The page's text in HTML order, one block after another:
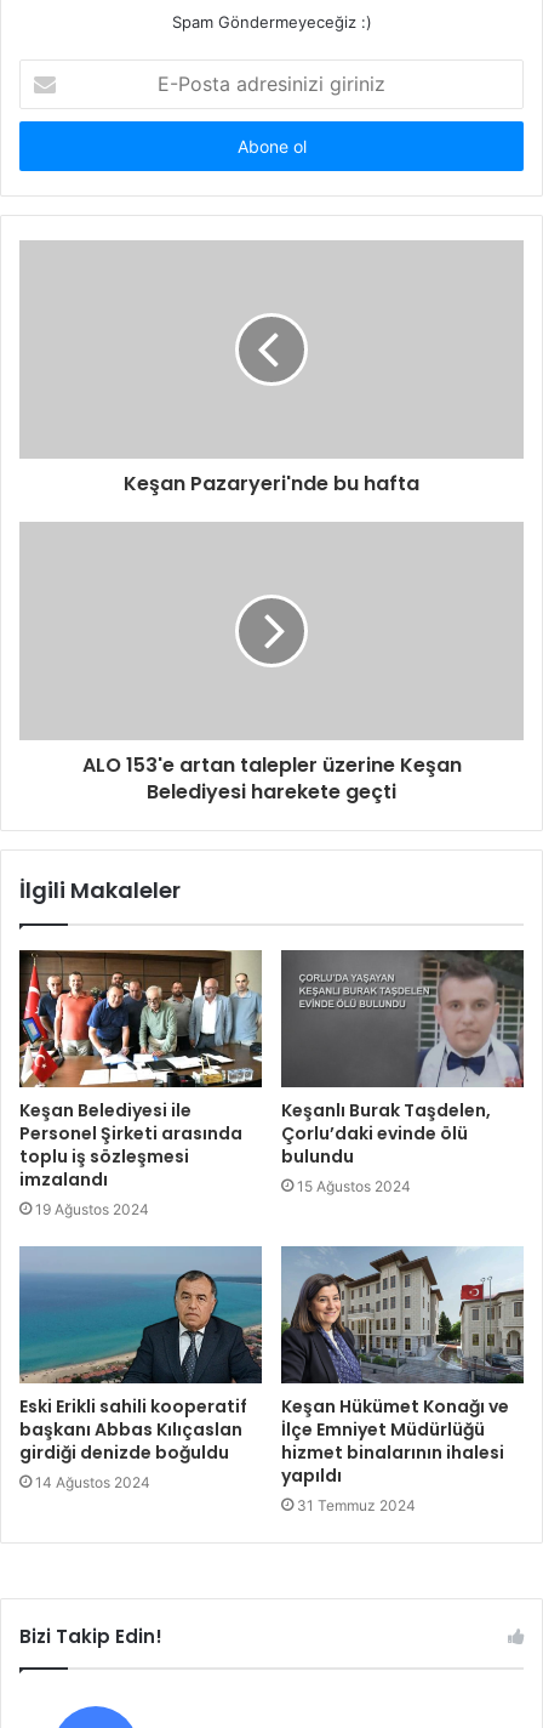
Spam Göndermeyeceğiz :)
Posta
adresinizi
Keşan Pazaryeri'nde bu hafta
ALO 153'e artan talepler üzerine Keşan
Belediyesi harekete geçti
İlgili Makaleler
Keşan Belediyesi ile
Personel Şirketi arasında
toplu iş sözleşmesi
imzalandı
19 Ağustos 2024
Keşanlı Burak Taşdelen,
Çorlu’daki evinde ölü
bulundu
15 Ağustos 2024
Eski Erikli sahili kooperatif
başkanı Abbas Kılıçaslan
girdiği denizde boğuldu
14 Ağustos 2024
Keşan Hükümet Konağı ve
İlçe Emniyet Müdürlüğü
hizmet binalarının ihalesi
yapıldı
31 Temmuz 2024
Bizi Takip Edin!